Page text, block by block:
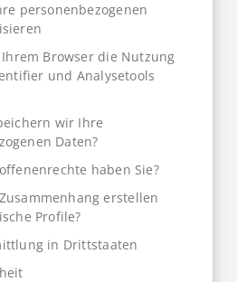
personenbezogenen
Browser die Nutzung
und Analysetools
wir Ihre
Daten?
haben Sie?
erstellen
Profile?
in Drittstaaten